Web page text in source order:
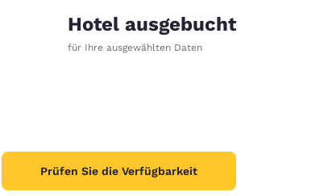
Hotel ausgebucht
für Ihre ausgewählten Daten
Prüfen Sie die Verfügbarkeit